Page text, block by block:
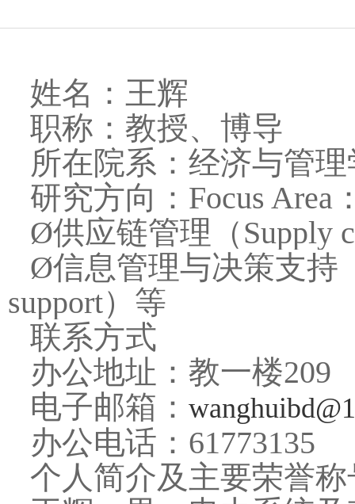
姓名：王辉
职称：教授、博导
所在院系：经济与管
研究方向：Focus Area
Ø供应链管理（Supply
Ø信息管理与决策支持
support）等
联系方式
办公地址：教一楼209
电子邮箱：
办公电话：61773135
个人简介及主要荣誉